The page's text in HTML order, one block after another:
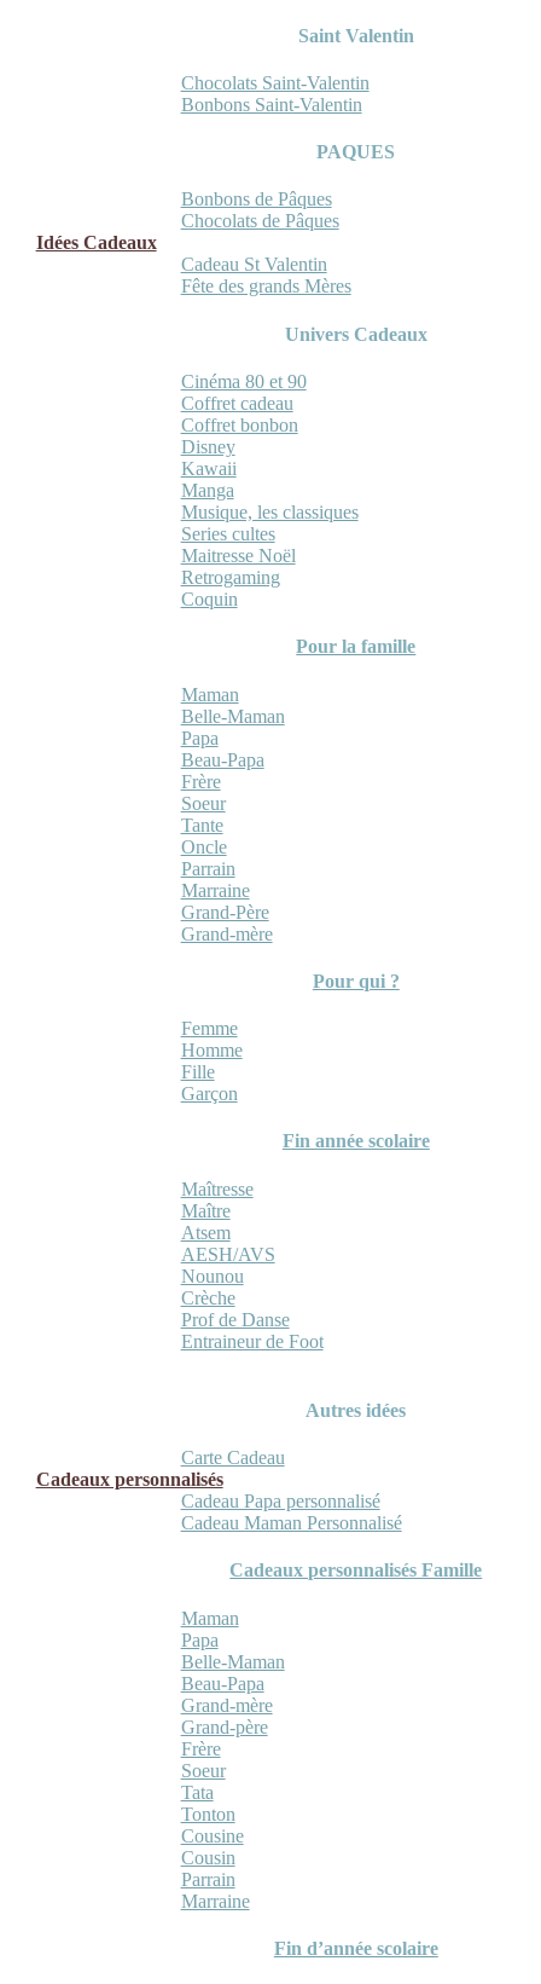
Saint Valentin
Chocolats Saint-Valentin
Bonbons Saint-Valentin
PAQUES
Bonbons de Pâques
Chocolats de Pâques
Idées Cadeaux
Cadeau St Valentin
Fête des grands Mères
Univers Cadeaux
Cinéma 80 et 90
Coffret cadeau
Coffret bonbon
Disney
Kawaii
Manga
Musique, les classiques
Series cultes
Maitresse Noël
Retrogaming
Coquin
Pour la famille
Maman
Belle-Maman
Papa
Beau-Papa
Frère
Soeur
Tante
Oncle
Parrain
Marraine
Grand-Père
Grand-mère
Pour qui ?
Femme
Homme
Fille
Garçon
Fin année scolaire
Maîtresse
Maître
Atsem
AESH/AVS
Nounou
Crèche
Prof de Danse
Entraineur de Foot
Autres idées
Carte Cadeau
Cadeaux personnalisés
Cadeau Papa personnalisé
Cadeau Maman Personnalisé
Cadeaux personnalisés Famille
Maman
Papa
Belle-Maman
Beau-Papa
Grand-mère
Grand-père
Frère
Soeur
Tata
Tonton
Cousine
Cousin
Parrain
Marraine
Fin d’année scolaire